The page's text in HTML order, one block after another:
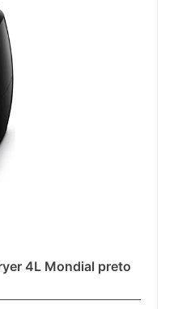
4L Mondial preto